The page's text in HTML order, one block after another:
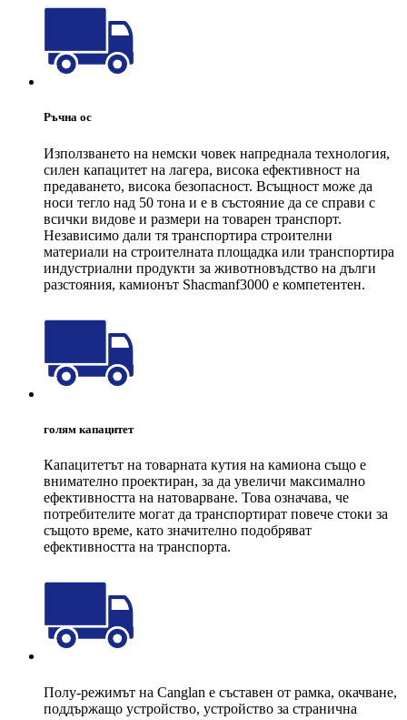
Ръчна ос
Използването на немски човек напреднала технология,
силен капацитет на лагера, висока ефективност на
предаването, висока безопасност. Всъщност може да
носи тегло над 50 тона и е в състояние да се справи с
всички видове и размери на товарен транспорт.
Независимо дали тя транспортира строителни
материали на строителната площадка или транспортира
индустриални продукти за животновъдство на дълги
разстояния, камионът Shacmanf3000 е компетентен.
голям капацитет
Капацитетът на товарната кутия на камиона също е
внимателно проектиран, за да увеличи максимално
ефективността на натоварване. Това означава, че
потребителите могат да транспортират повече стоки за
същото време, като значително подобряват
ефективността на транспорта.
Полу-режимът на Canglan е съставен от рамка, окачване,
поддържащо устройство, устройство за странична